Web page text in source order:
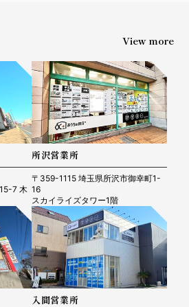
View more
7 木
所沢営業所
〒359-1115 埼玉県所沢市御幸町1-
16
スカイライズタワー1階
入間営業所